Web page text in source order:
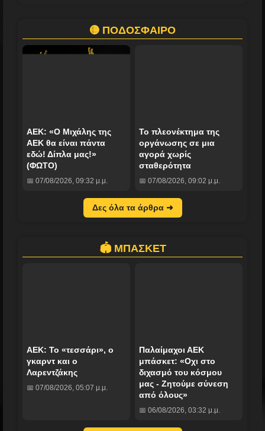
🟡 ΠΟΔΟΣΦΑΙΡΟ
ΑΕΚ: «Ο Μιχάλης της
ΑΕΚ θα είναι πάντα
εδώ! Δίπλα μας!»
(ΦΩΤΟ)
📅 07/08/2026, 09:32 μ.μ.
Το πλεονέκτημα της
οργάνωσης σε μια
αγορά χωρίς
σταθερότητα
📅 07/08/2026, 09:02 μ.μ.
Δες όλα τα άρθρα ➜
🏟️ ΜΠΑΣΚΕΤ
ΑΕΚ: Το «τεσσάρι», ο
γκαρντ και ο
Λαρεντζάκης
📅 07/08/2026, 05:07 μ.μ.
Παλαίμαχοι ΑΕΚ
μπάσκετ: «Οχι στο
διχασμό του κόσμου
μας - Ζητούμε σύνεση
από όλους»
📅 06/08/2026, 03:32 μ.μ.